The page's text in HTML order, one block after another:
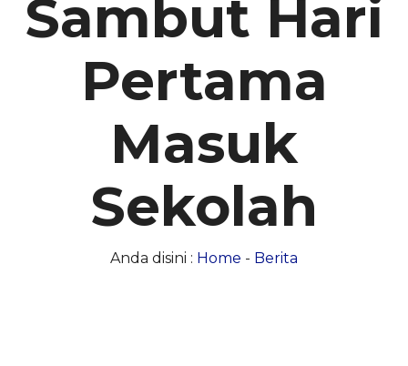
Sambut Hari
Pertama
Masuk
Sekolah
Anda disini : Home - Berita